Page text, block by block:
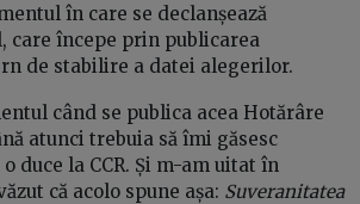
în care se declanșează
care începe prin publicarea
de stabilire a datei alegerilor.
când se publica acea Hotărâre
atunci trebuia să îmi găsesc
duce la CCR. Și m-am uitat în
că acolo spune așa: Suveranitatea